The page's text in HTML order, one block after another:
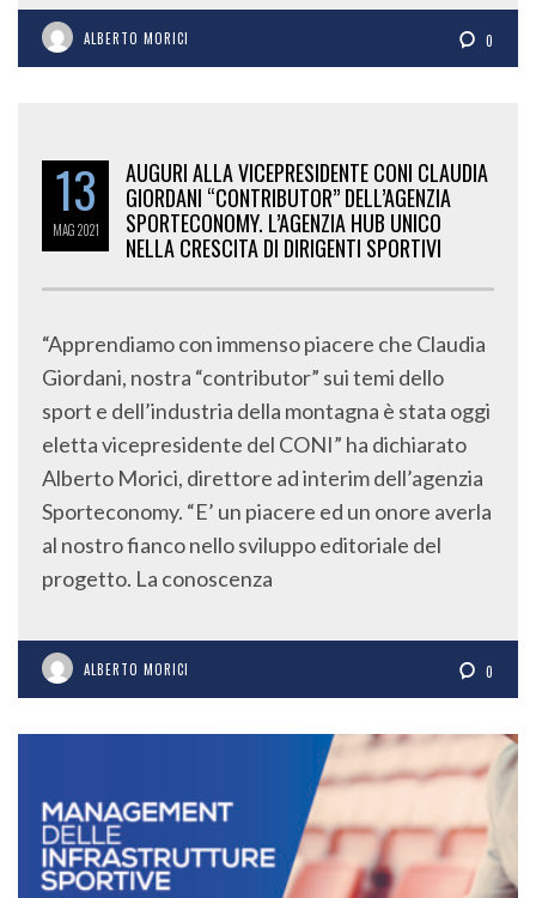
ALBERTO MORICI 0
13
MAG2021
AUGURI ALLA VICEPRESIDENTE CONI CLAUDIA
GIORDANI “CONTRIBUTOR” DELL’AGENZIA
SPORTECONOMY. L’AGENZIA HUB UNICO
NELLA CRESCITA DI DIRIGENTI SPORTIVI
“Apprendiamo con immenso piacere che Claudia
Giordani, nostra “contributor” sui temi dello
sport e dell’industria della montagna è stata oggi
eletta vicepresidente del CONI” ha dichiarato
Alberto Morici, direttore ad interim dell’agenzia
Sporteconomy. “E’ un piacere ed un onore averla
al nostro fianco nello sviluppo editoriale del
progetto. La conoscenza
ALBERTO MORICI 0